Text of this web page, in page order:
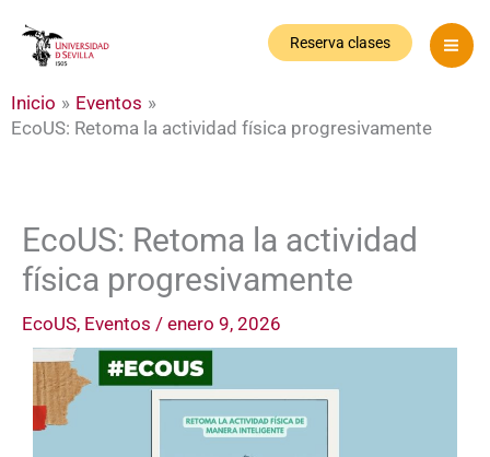
Reserva clases
Inicio
Eventos
EcoUS: Retoma la actividad física progresivamente
EcoUS: Retoma la actividad
física progresivamente
EcoUS, Eventos / enero 9, 2026